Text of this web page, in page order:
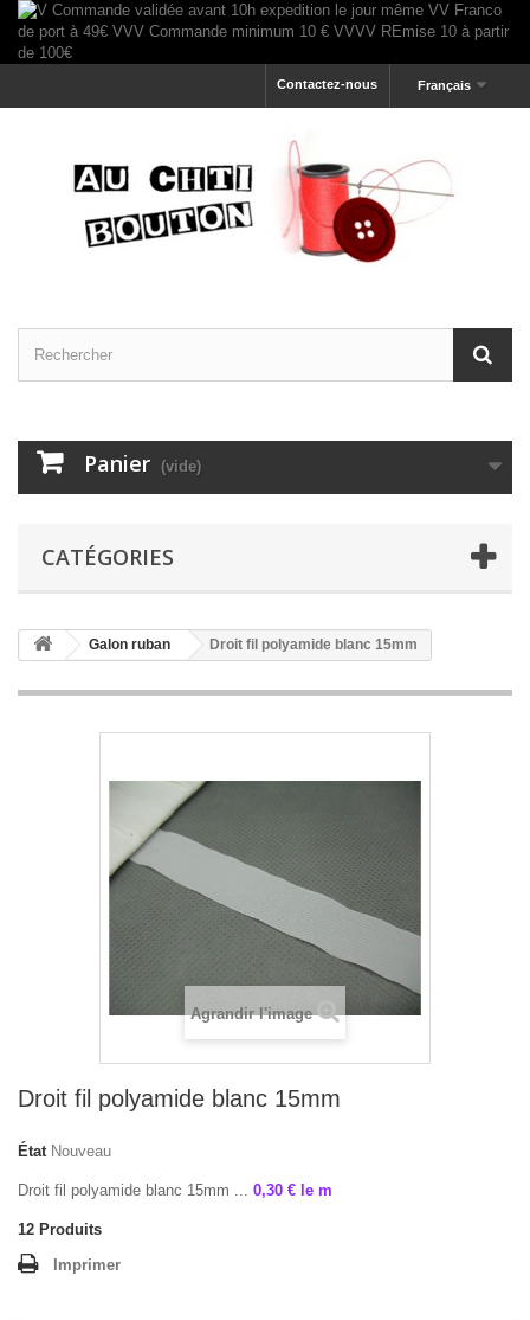
Français
Contactez-nous
Panier (vide)
CATÉGORIES
Galon ruban Droit fil polyamide blanc 15mm
Agrandir l'image
Droit fil polyamide blanc 15mm
État Nouveau
Droit fil polyamide blanc 15mm ... 0,30 € le m
12 Produits
Imprimer